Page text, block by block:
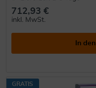
712,93 €
inkl. MwSt.
In den
GRATIS